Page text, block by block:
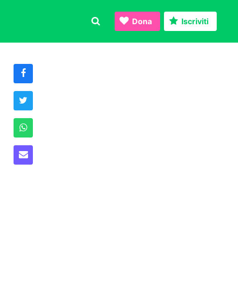
Dona Iscriviti